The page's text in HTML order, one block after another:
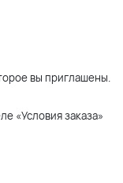
вы приглашены.
«Условия заказа»